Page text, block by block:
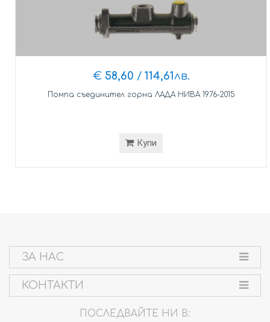
€58,60/114,61лв.
Помпа съединител горна ЛАДА НИВА 1976-2015
Купи
ЗА НАС
КОНТАКТИ
ПОСЛЕДВАЙТЕ НИ В: